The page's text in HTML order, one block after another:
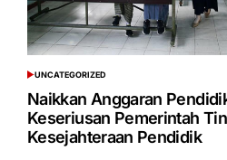
POSTED
IN
UNCATEGORIZED
Naikkan Anggaran
Keseriusan Pemerintah
Kesejahteraan Pendidik